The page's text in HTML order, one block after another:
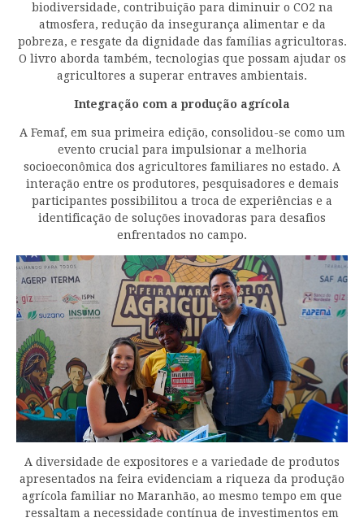
biodiversidade, contribuição para diminuir o CO2 na
atmosfera, redução da insegurança alimentar e da
pobreza, e resgate da dignidade das famílias agricultoras.
O livro aborda também, tecnologias que possam ajudar os
agricultores a superar entraves ambientais.
Integração com a produção agrícola
A Femaf, em sua primeira edição, consolidou-se como um
evento crucial para impulsionar a melhoria
socioeconômica dos agricultores familiares no estado. A
interação entre os produtores, pesquisadores e demais
participantes possibilitou a troca de experiências e a
identificação de soluções inovadoras para desafios
enfrentados no campo.
A diversidade de expositores e a variedade de produtos
apresentados na feira evidenciam a riqueza da produção
agrícola familiar no Maranhão, ao mesmo tempo em que
ressaltam a necessidade contínua de investimentos em